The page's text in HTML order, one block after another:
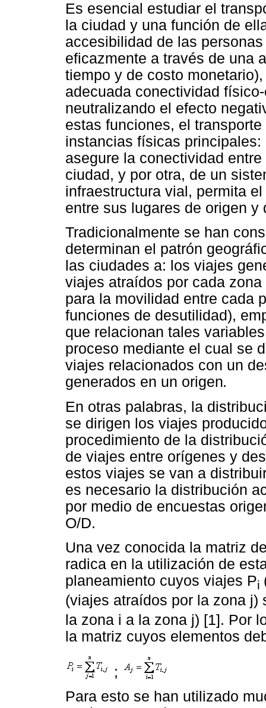
Es esencial estudiar el
la ciudad y una función de
accesibilidad de las
eficazmente a través de una
tiempo y de costo
adecuada conectividad
neutralizando el efecto
estas funciones, el
instancias físicas
asegure la conectividad
ciudad, y por otra, de un
infraestructura vial, permita
entre sus lugares de origen y
Tradicionalmente se han
determinan el patrón
las ciudades a: los viajes
viajes atraídos por cada
para la movilidad entre cada
funciones de desutilidad),
que relacionan tales
proceso mediante el cual se
viajes relacionados con un
generados en un origen.
En otras palabras, la
se dirigen los viajes
procedimiento de la
de viajes entre orígenes y
estos viajes se van a
es necesario la distribución
por medio de encuestas
O/D.
Una vez conocida la matriz
radica en la utilización de
planeamiento cuyos viajes Pi
(viajes atraídos por la zona j)
la zona i a la zona j) [1]. Por
la matriz cuyos elementos
;
Para esto se han utilizado